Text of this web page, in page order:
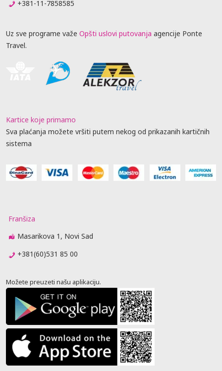
+381-11-7858585
Uz sve programe važe Opšti uslovi putovanja agencije Ponte
Travel.
Kartice koje primamo
Sva plaćanja možete vršiti putem nekog od prikazanih kartičnih
sistema
Franšiza
Masarikova 1, Novi Sad
+381(60)531 85 00
Možete preuzeti našu aplikaciju.